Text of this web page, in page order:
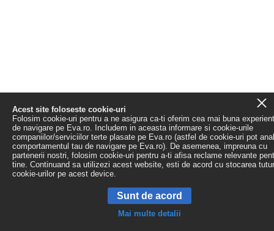
Acest site foloseste cookie-uri
Folosim cookie-uri pentru a ne asigura ca-ti oferim cea mai buna
de navigare pe Eva.ro. Includem in aceasta informare si cookie-urile
companiilor/serviciilor terte plasate pe Eva.ro (astfel de cookie-uri pot
comportamentul tau de navigare pe Eva.ro). De asemenea, impreuna cu
partenerii nostri, folosim cookie-uri pentru a-ti afisa reclame relevante
tine. Continuand sa utilizezi acest website, esti de acord cu stocarea
cookie-urilor pe acest device.
Sunt de acord
Mai multe detalii